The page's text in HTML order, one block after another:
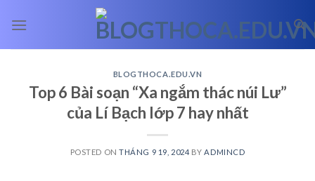
BLOGTHOCA.EDU.VN
Top 6 Bài soạn “Xa ngắm thác núi Lư”
của Lí Bạch lớp 7 hay nhất
POSTED ONTHÁNG 9 19, 2024 BY ADMINCD